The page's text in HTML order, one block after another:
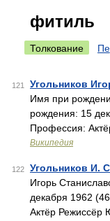
фитиль
Толкование
121 Угольников
Имя при
рождения: 15
Профессия:
Википедия
122 Угольников И.
Игорь
декабря 1962
Актёр Режиссёр